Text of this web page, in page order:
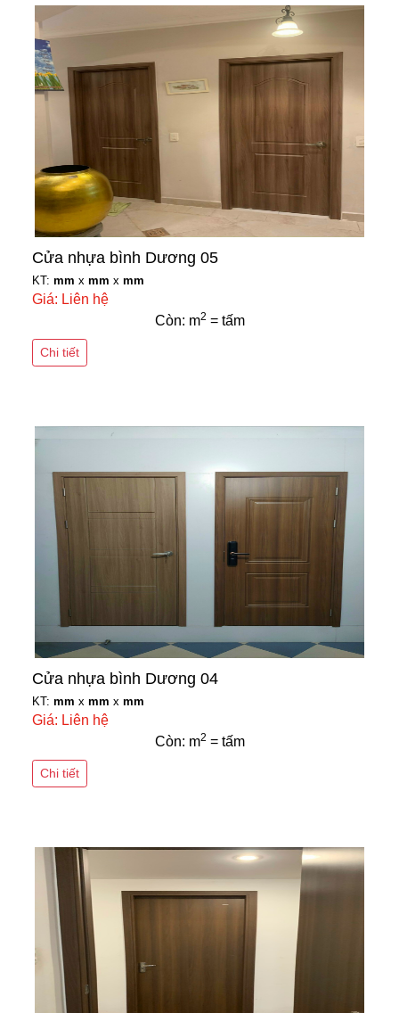
Cửa nhựa bình Dương 05
KT: mm x mm x mm
Giá: Liên hệ
Còn: m2 = tấm
Chi tiết
Cửa nhựa bình Dương 04
KT: mm x mm x mm
Giá: Liên hệ
Còn: m2 = tấm
Chi tiết